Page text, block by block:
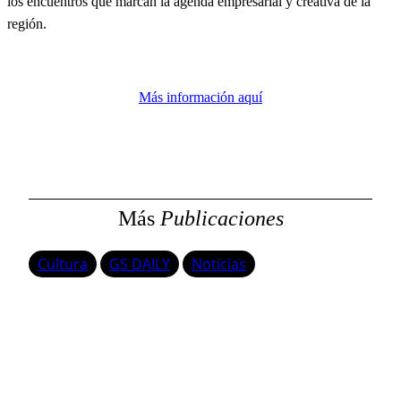
región.
Más información aquí
MásPublicaciones
Cultura GS DAILY Noticias